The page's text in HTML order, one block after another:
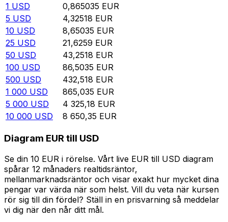
1 USD 0,865035 EUR
5 USD 4,32518 EUR
10 USD 8,65035 EUR
25 USD 21,6259 EUR
50 USD 43,2518 EUR
100 USD 86,5035 EUR
500 USD 432,518 EUR
1 000 USD 865,035 EUR
5 000 USD 4 325,18 EUR
10 000 USD 8 650,35 EUR
Diagram EUR till USD
Se din 10 EUR i rörelse. Vårt live EUR till USD diagram
spårar 12 månaders realtidsräntor,
mellanmarknadsräntor och visar exakt hur mycket dina
pengar var värda när som helst. Vill du veta när kursen
rör sig till din fördel? Ställ in en prisvarning så meddelar
vi dig när den når ditt mål.